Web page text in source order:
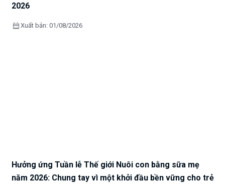
2026
calendar_month Xuất bản: 01/08/2026
Hưởng ứng Tuần lễ Thế giới Nuôi con bằng sữa mẹ
năm 2026: Chung tay vì một khởi đầu bền vững cho trẻ